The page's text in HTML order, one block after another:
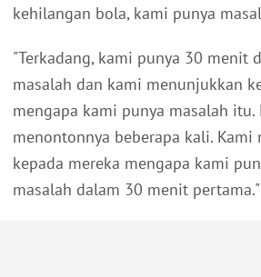
kehilangan bola, kami punya
"Terkadang, kami punya 30 menit
masalah dan kami menunjukkan
mengapa kami punya masalah itu.
menontonnya beberapa kali. Kami
kepada mereka mengapa kami
masalah dalam 30 menit pertama."